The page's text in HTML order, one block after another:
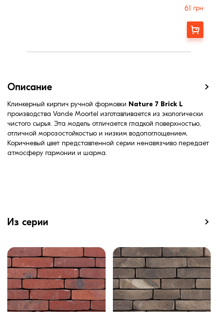
61 грн
Заказать
Описание
Клинкерный кирпич ручной формовки Nature 7 Brick L
производства Vande Moortel изготавливается из экологически
чистого сырья. Эта модель отличается гладкой поверхностью,
отличной морозостойкостью и низким водопоглощением.
Коричневый цвет представленной серии ненавязчиво передает
атмосферу гармонии и шарма.
Из серии